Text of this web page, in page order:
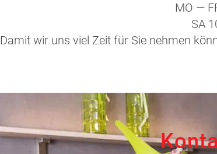
MO —
SA
Damit wir uns viel Zeit für Sie nehmen